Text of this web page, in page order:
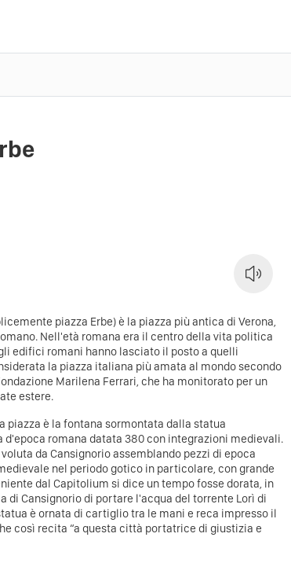
piazza Erbe) è la piazza più antica di Verona,
Nell'età romana era il centro della vita politica
edifici romani hanno lasciato il posto a quelli
la piazza italiana più amata al mondo secondo
Marilena Ferrari, che ha monitorato per un
estere.
piazza è la fontana sormontata dalla statua
d'epoca romana datata 380 con integrazioni medievali.
da Cansignorio assemblando pezzi di epoca
nel periodo gotico in particolare, con grande
dal Capitolium si dice un tempo fosse dorata, in
di Cansignorio di portare l'acqua del torrente Lorì di
è ornata di cartiglio tra le mani e reca impresso il
così recita “a questa città portatrice di giustizia e